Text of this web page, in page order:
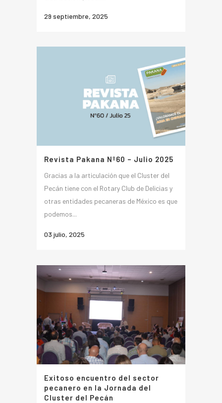
29 septiembre, 2025
Revista Pakana Nº60 – Julio 2025
Gracias a la articulación que el Cluster del
Pecán tiene con el Rotary Club de Delicias y
otras entidades pecaneras de México es que
podemos...
03 julio, 2025
Exitoso encuentro del sector
pecanero en la Jornada del
Cluster del Pecán